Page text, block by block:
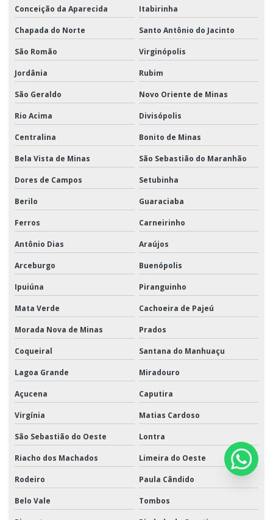
Conceição da Aparecida Itabirinha
Chapada do Norte Santo Antônio do Jacinto
São Romão Virginópolis
Jordânia Rubim
São Geraldo Novo Oriente de Minas
Rio Acima Divisópolis
Centralina Bonito de Minas
Bela Vista de Minas São Sebastião do Maranhão
Dores de Campos Setubinha
Berilo Guaraciaba
Ferros Carneirinho
Antônio Dias Araújos
Arceburgo Buenópolis
Ipuiúna Piranguinho
Mata Verde Cachoeira de Pajeú
Morada Nova de Minas Prados
Coqueiral Santana do Manhuaçu
Lagoa Grande Miradouro
Açucena Caputira
Virgínia Matias Cardoso
São Sebastião do Oeste Lontra
Riacho dos Machados Limeira do Oeste
Rodeiro Paula Cândido
Belo Vale Tombos